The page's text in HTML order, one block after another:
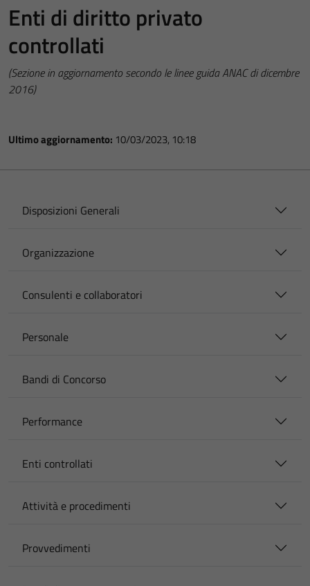
Enti di diritto privato
controllati
(Sezione in aggiornamento secondo le linee guida ANAC di dicembre
2016)
Ultimo aggiornamento: 10/03/2023, 10:18
Disposizioni Generali
Organizzazione
Consulenti e collaboratori
Personale
Bandi di Concorso
Performance
Enti controllati
Attività e procedimenti
Provvedimenti